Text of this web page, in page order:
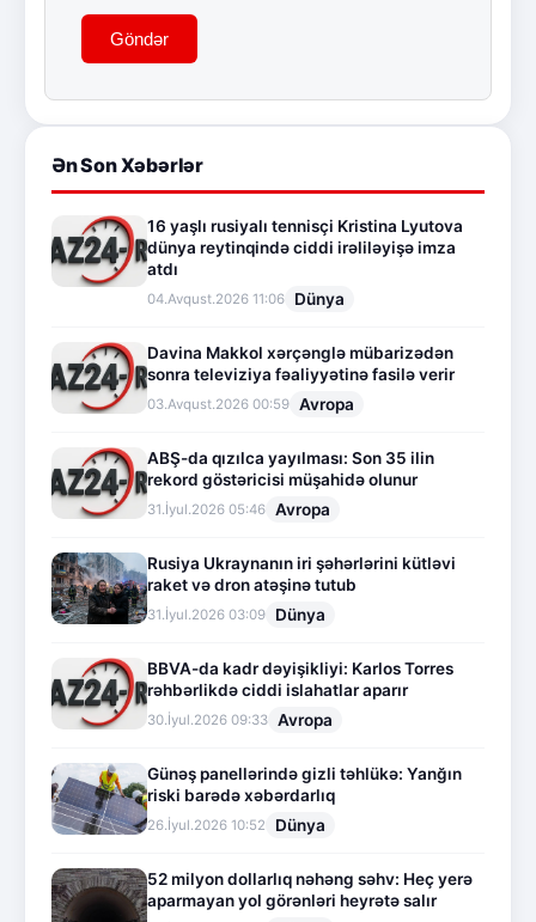
Göndər
Ən Son Xəbərlər
16 yaşlı rusiyalı tennisçi Kristina Lyutova
dünya reytinqində ciddi irəliləyişə imza
atdı
04.Avqust.2026 11:06 Dünya
Davina Makkol xərçənglə mübarizədən
sonra televiziya fəaliyyətinə fasilə verir
03.Avqust.2026 00:59 Avropa
ABŞ-da qızılca yayılması: Son 35 ilin
rekord göstəricisi müşahidə olunur
31.İyul.2026 05:46 Avropa
Rusiya Ukraynanın iri şəhərlərini kütləvi
raket və dron atəşinə tutub
31.İyul.2026 03:09 Dünya
BBVA-da kadr dəyişikliyi: Karlos Torres
rəhbərlikdə ciddi islahatlar aparır
30.İyul.2026 09:33 Avropa
Günəş panellərində gizli təhlükə: Yanğın
riski barədə xəbərdarlıq
26.İyul.2026 10:52 Dünya
52 milyon dollarlıq nəhəng səhv: Heç yerə
aparmayan yol görənləri heyrətə salır